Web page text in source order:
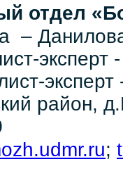
отдел
–
эксперт
район,
;